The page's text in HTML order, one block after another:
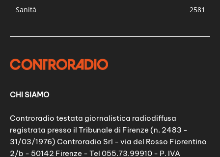
Sanità
2581
CHI SIAMO
Controradio testata giornalistica radiodiffusa
registrata presso il Tribunale di Firenze (n. 2483 -
31/03/1976) Controradio Srl - via del Rosso Fiorentino
2/b - 50142 Firenze - Tel 055.73.99910 - P. IVA